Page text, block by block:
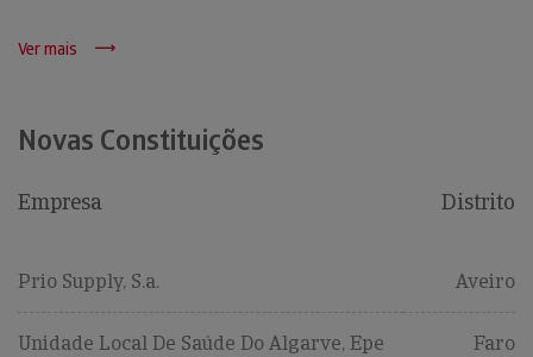
Ver mais
Novas Constituições
Empresa Distrito
Prio Supply, S.a. Aveiro
Unidade Local De Saúde Do Algarve, Epe Faro